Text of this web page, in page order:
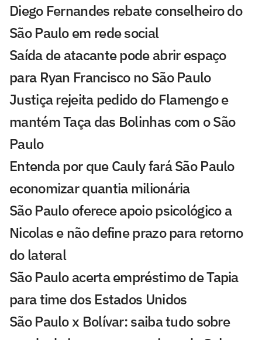
Diego Fernandes rebate conselheiro do
São Paulo em rede social
Saída de atacante pode abrir espaço
para Ryan Francisco no São Paulo
Justiça rejeita pedido do Flamengo e
mantém Taça das Bolinhas com o São
Paulo
Entenda por que Cauly fará São Paulo
economizar quantia milionária
São Paulo oferece apoio psicológico a
Nicolas e não define prazo para retorno
do lateral
São Paulo acerta empréstimo de Tapia
para time dos Estados Unidos
São Paulo x Bolívar: saiba tudo sobre